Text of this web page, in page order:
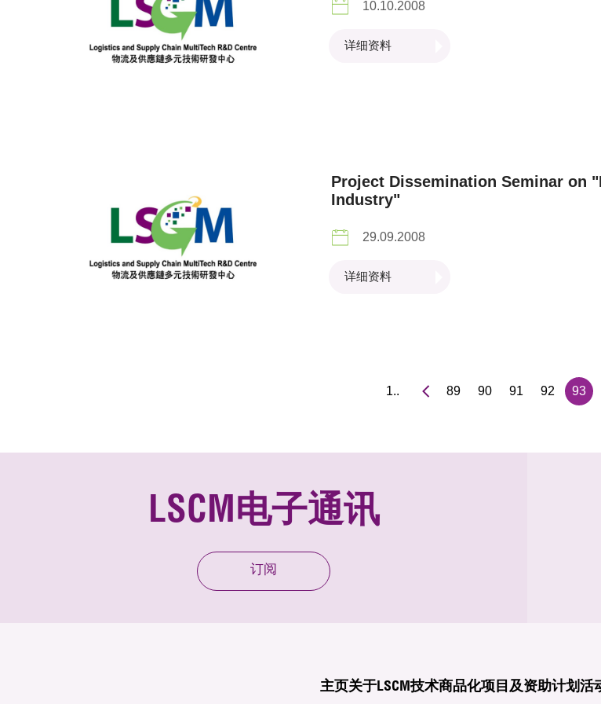
10.10.2008
详细资料
Project Dissemination Seminar on
Industry"
29.09.2008
详细资料
1.. 89 90 91 92 93
LSCM电子通讯
订阅
主页关于LSCM技术商品化项目及资助计划活